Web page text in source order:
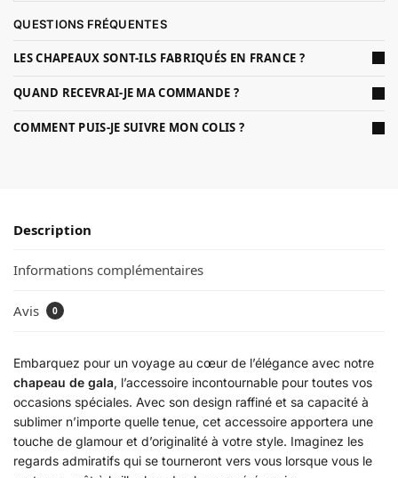
QUESTIONS FRÉQUENTES
LES CHAPEAUX SONT-ILS FABRIQUÉS EN FRANCE ?
QUAND RECEVRAI-JE MA COMMANDE ?
COMMENT PUIS-JE SUIVRE MON COLIS ?
Description
Informations complémentaires
Avis 0
Embarquez pour un voyage au cœur de l’élégance avec notre
chapeau de gala, l’accessoire incontournable pour toutes vos
occasions spéciales. Avec son design raffiné et sa capacité à
sublimer n’importe quelle tenue, cet accessoire apportera une
touche de glamour et d’originalité à votre style. Imaginez les
regards admiratifs qui se tourneront vers vous lorsque vous le